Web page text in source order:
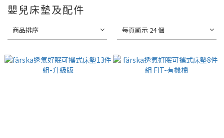
嬰兒床墊及配件
商品排序 每頁顯示 24 個